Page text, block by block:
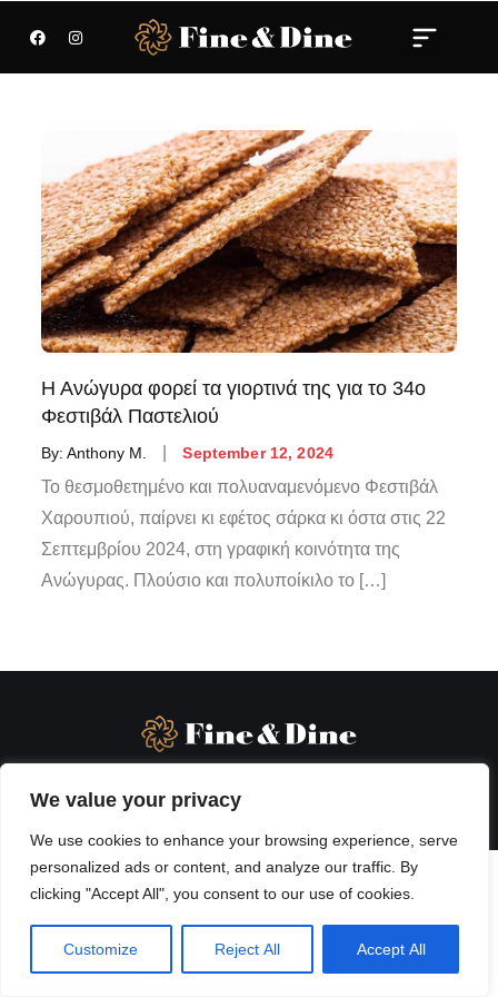
We value your privacy
We use cookies to enhance your browsing experience, serve
personalized ads or content, and analyze our traffic. By
clicking "Accept All", you consent to our use of cookies.
Customize Reject All Accept All
Η Ανώγυρα φορεί τα γιορτινά της για το 34ο
Φεστιβάλ Παστελιού
By:Anthony M. September 12, 2024
Το θεσμοθετημένο και πολυαναμενόμενο Φεστιβάλ
Χαρουπιού, παίρνει κι εφέτος σάρκα κι όστα στις 22
Σεπτεμβρίου 2024, στη γραφική κοινότητα της
Ανώγυρας. Πλούσιο και πολυποίκιλο το […]